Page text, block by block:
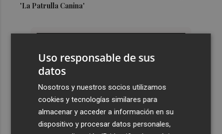
'La Patrulla Canina'
Uso responsable de sus
datos
Nosotros y nuestros socios utilizamos
cookies y tecnologías similares para
almacenar y acceder a información en su
dispositivo y procesar datos personales,